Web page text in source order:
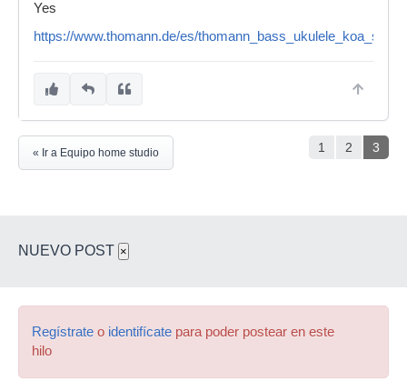
Yes
https://www.thomann.de/es/
1 2 3
« Ir a Equipo home studio
NUEVO POST ×
Regístrate o identifícate para poder postear en este
hilo